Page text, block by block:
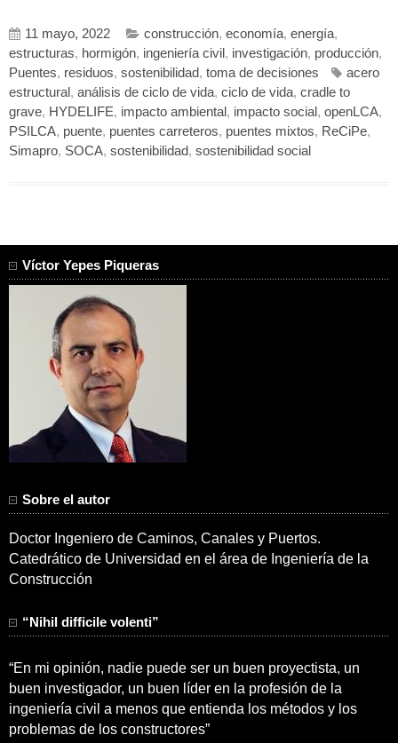
11 mayo, 2022 construcción, economía, energía,
estructuras, hormigón, ingeniería civil, investigación, producción,
Puentes, residuos, sostenibilidad, toma de decisiones
acero
estructural, análisis de ciclo de vida, ciclo de vida, cradle to
grave, HYDELIFE, impacto ambiental, impacto social, openLCA,
PSILCA, puente, puentes carreteros, puentes mixtos, ReCiPe,
Simapro, SOCA, sostenibilidad, sostenibilidad social
Víctor Yepes Piqueras
Sobre el autor
Doctor Ingeniero de Caminos, Canales y Puertos.
Catedrático de Universidad en el área de Ingeniería de la
Construcción
“Nihil difficile volenti”
“En mi opinión, nadie puede ser un buen proyectista, un
buen investigador, un buen líder en la profesión de la
ingeniería civil a menos que entienda los métodos y los
problemas de los constructores”